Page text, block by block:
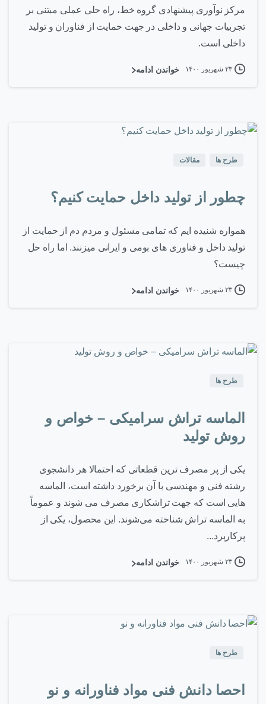
مرکز نوآوری پیشنهادی گروه خط، راه حلی عملی مبتنی بر
تجربیات جهانی و داخلی در جهت حمایت از فناوران و تولید
داخلی است.
۲۳ شهریور ۱۴۰۰ خواندن ادامه
طرح ها مقالات
چطور از تولید داخل حمایت کنیم؟
همواره شنیده ایم که تمامی مسئول و مردم دم از حمایت از
تولید داخل و فناوری های بومی و ایرانی میزنند. اما راه حل
چیست؟
۲۳ شهریور ۱۴۰۰ خواندن ادامه
طرح ها
الماسه تراش سرامیکی – خواص و
روش تولید
یکی از پر مصرف ترین قطعاتی که احتمالا هر دانشجوی
رشته فنی و مهندسی با آن برخورد داشته است، الماسه
هایی است که جهت تراشکاری مصرف می شوند و عموماً
به الماسه تراش شناخته می‌شوند. این محصول، یکی از
پرکاربرد...
۲۳ شهریور ۱۴۰۰ خواندن ادامه
طرح ها
احصا دانش فنی مواد فناورانه و نو